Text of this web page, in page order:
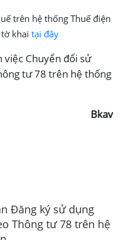
trên hệ thống Thuế điện
khai tại đây
việc Chuyển đổi sử
tư 78 trên hệ thống
Bkav
Đăng ký sử dụng
Thông tư 78 trên hệ